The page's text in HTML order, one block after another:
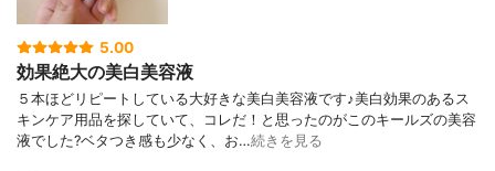
5.00
効果絶大の美白美容液
５本ほどリピートしている大好きな美白美容液です♪美白効果のあるス
キンケア用品を探していて、コレだ！と思ったのがこのキールズの美容
液でした?ベタつき感も少なく、お…続きを見る